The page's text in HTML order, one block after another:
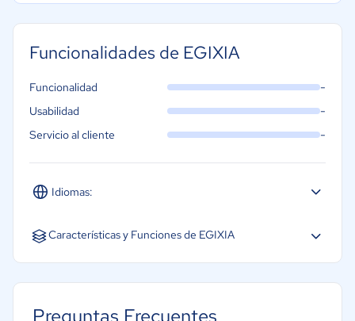
Funcionalidades de EGIXIA
Idiomas:
Español Inglés Portugués
Funcionalidad -
Usabilidad -
Servicio al cliente -
Características y Funciones de EGIXIA
Preguntas Frecuentes